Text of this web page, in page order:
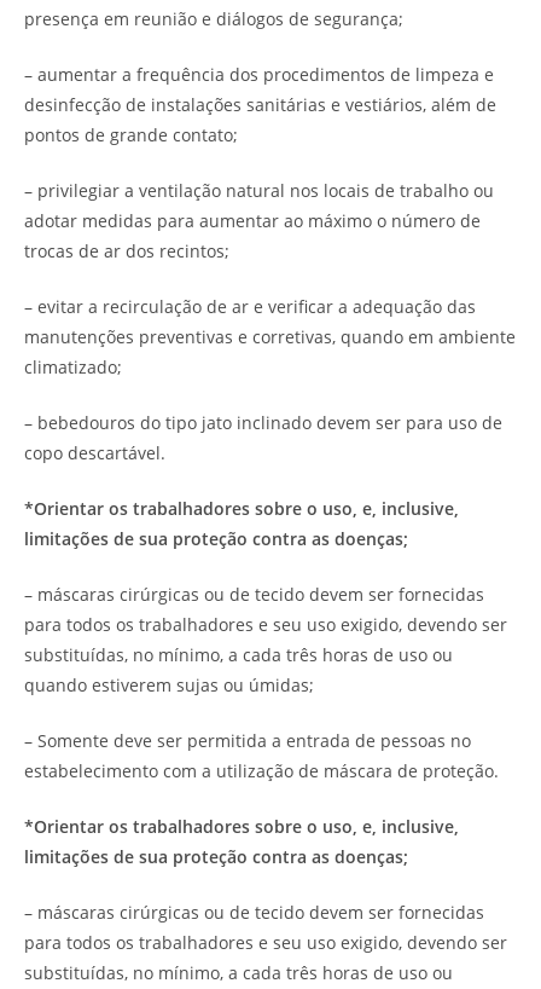
presença em reunião e diálogos de segurança;
– aumentar a frequência dos procedimentos de limpeza e
desinfecção de instalações sanitárias e vestiários, além de
pontos de grande contato;
– privilegiar a ventilação natural nos locais de trabalho ou
adotar medidas para aumentar ao máximo o número de
trocas de ar dos recintos;
– evitar a recirculação de ar e verificar a adequação das
manutenções preventivas e corretivas, quando em ambiente
climatizado;
– bebedouros do tipo jato inclinado devem ser para uso de
copo descartável.
*Orientar os trabalhadores sobre o uso, e, inclusive,
limitações de sua proteção contra as doenças;
– máscaras cirúrgicas ou de tecido devem ser fornecidas
para todos os trabalhadores e seu uso exigido, devendo ser
substituídas, no mínimo, a cada três horas de uso ou
quando estiverem sujas ou úmidas;
– Somente deve ser permitida a entrada de pessoas no
estabelecimento com a utilização de máscara de proteção.
*Orientar os trabalhadores sobre o uso, e, inclusive,
limitações de sua proteção contra as doenças;
– máscaras cirúrgicas ou de tecido devem ser fornecidas
para todos os trabalhadores e seu uso exigido, devendo ser
substituídas, no mínimo, a cada três horas de uso ou